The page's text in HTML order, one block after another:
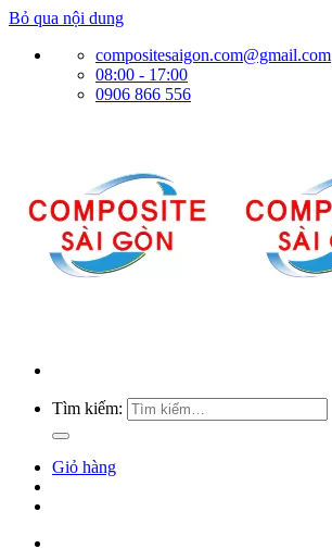
Bỏ qua nội dung
compositesaigon.com@gmail.com
08:00 - 17:00
0906 866 556
Tìm kiếm:
Giỏ hàng